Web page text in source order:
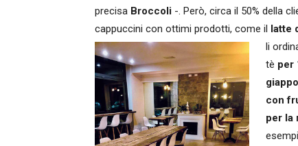
precisa Broccoli -. Però, circa il 50% della
cappuccini con ottimi prodotti, come il latte
li
tè per
con
per la